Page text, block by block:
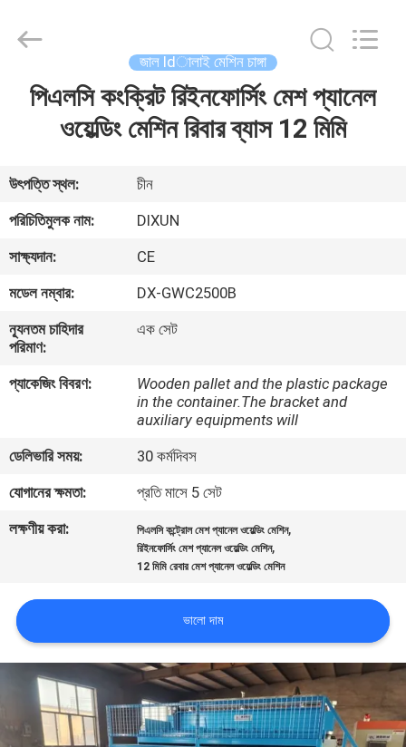
বাড়ি
ভিআর
শো
আমাদের
সম্পর্কে
কারখানা
মান
নিয়ন্ত্রণ
করুন
উদ্ধৃতির
জন্য
আবেদন
Mesh
Products
Reserved.
জাল ldালাই মেশিন চাঙ্গা
পিএলসি কংক্রিট রিইনফোর্সিং মেশ প্যানেল
ওয়েল্ডিং মেশিন রিবার ব্যাস 12 মিমি
উৎপত্তি স্থল:
চীন
পরিচিতিমুলক নাম:
DIXUN
সাক্ষ্যদান:
CE
মডেল নম্বার:
DX-GWC2500B
ন্যূনতম চাহিদার
পরিমাণ:
এক সেট
প্যাকেজিং বিবরণ:
Wooden pallet and the plastic package
in the container.The bracket and
auxiliary equipments will
ডেলিভারি সময়:
30 কর্মদিবস
যোগানের ক্ষমতা:
প্রতি মাসে 5 সেট
লক্ষণীয় করা:
পিএলসি কন্ট্রোল মেশ প্যানেল ওয়েল্ডিং মেশিন,
রিইনফোর্সিং মেশ প্যানেল ওয়েল্ডিং মেশিন,
12 মিমি রেবার মেশ প্যানেল ওয়েল্ডিং মেশিন
ভালো দাম